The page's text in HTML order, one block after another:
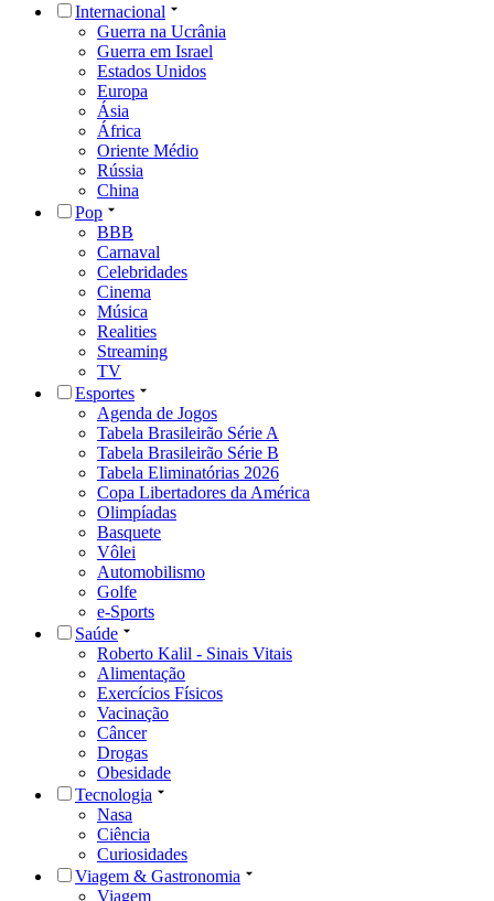
Internacional
Guerra na Ucrânia
Guerra em Israel
Estados Unidos
Europa
Ásia
África
Oriente Médio
Rússia
China
Pop
BBB
Carnaval
Celebridades
Cinema
Música
Realities
Streaming
TV
Esportes
Agenda de Jogos
Tabela Brasileirão Série A
Tabela Brasileirão Série B
Tabela Eliminatórias 2026
Copa Libertadores da América
Olimpíadas
Basquete
Vôlei
Automobilismo
Golfe
e-Sports
Saúde
Roberto Kalil - Sinais Vitais
Alimentação
Exercícios Físicos
Vacinação
Câncer
Drogas
Obesidade
Tecnologia
Nasa
Ciência
Curiosidades
Viagem & Gastronomia
Viagem